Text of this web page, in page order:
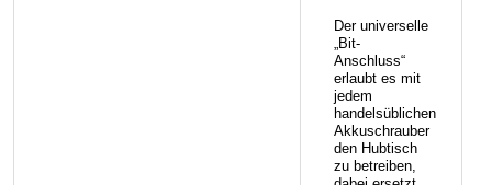
Der universelle
„Bit-
Anschluss“
erlaubt es mit
jedem
handelsüblichen
Akkuschrauber
den Hubtisch
zu betreiben,